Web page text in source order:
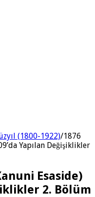
(1800-1922)/1876
Yapılan Değişiklikler
Esaside)
2. Bölüm